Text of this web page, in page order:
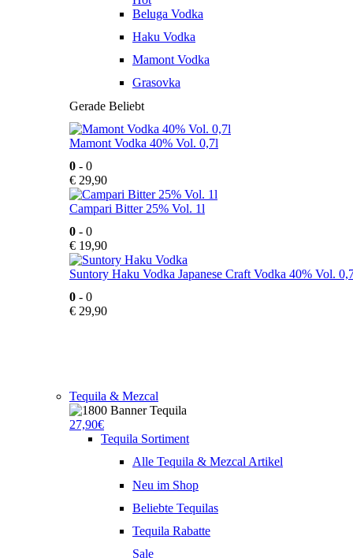
Beluga Vodka
Haku Vodka
Mamont Vodka
Grasovka
Gerade Beliebt
Mamont Vodka 40% Vol. 0,7l
0 - 0
€ 29,90
Campari Bitter 25% Vol. 1l
0 - 0
€ 19,90
Suntory Haku Vodka Japanese Craft Vodka 40% Vol.
0 - 0
€ 29,90
Tequila & Mezcal
27,90€
Tequila Sortiment
Alle Tequila & Mezcal Artikel
Neu im Shop
Beliebte Tequilas
Tequila Rabatte
Sale